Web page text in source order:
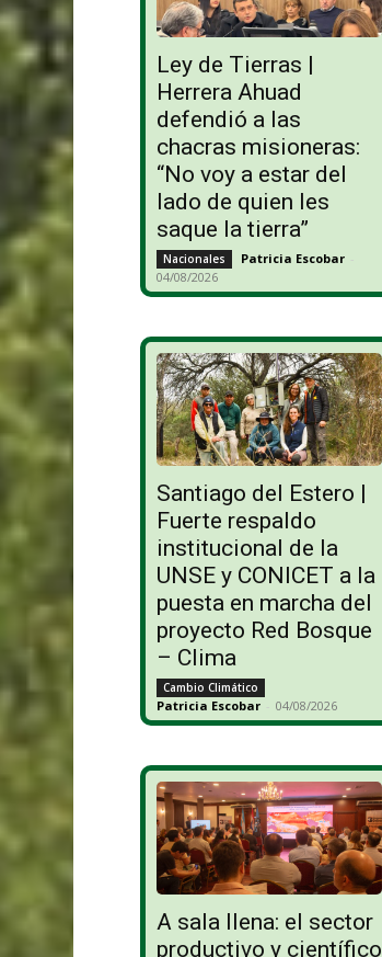
Ley de Tierras |
Herrera Ahuad
defendió a las
chacras misioneras:
“No voy a estar del
lado de quien les
saque la tierra”
Nacionales Patricia Escobar -
04/08/2026
Santiago del Estero |
Fuerte respaldo
institucional de la
UNSE y CONICET a la
puesta en marcha del
proyecto Red Bosque
– Clima
Cambio Climático
Patricia Escobar - 04/08/2026
A sala llena: el sector
productivo y científico